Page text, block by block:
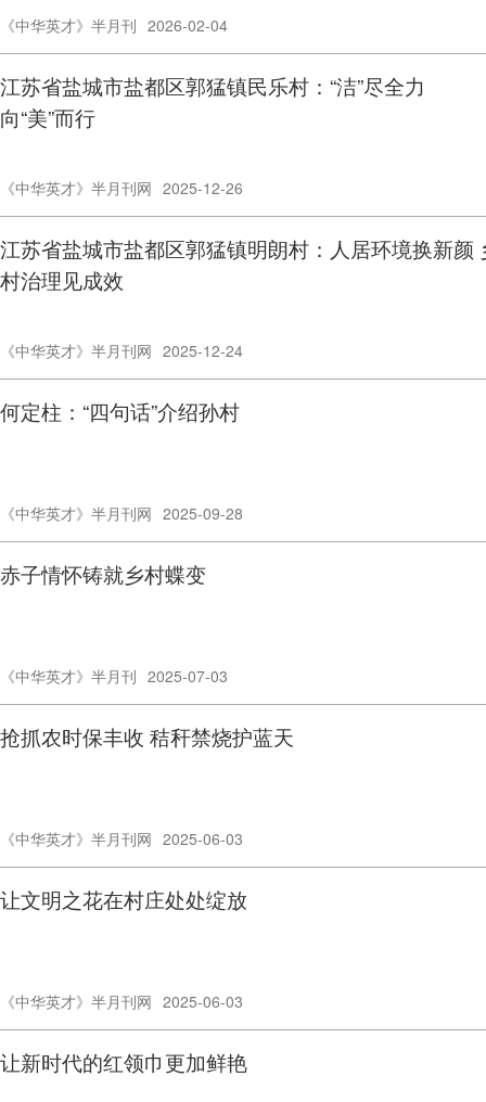
《中华英才》半月刊 2026-02-04
江苏省盐城市盐都区郭猛镇民乐村：“洁”尽全力
向“美”而行
《中华英才》半月刊网 2025-12-26
江苏省盐城市盐都区郭猛镇明朗村：人居环境换新颜
村治理见成效
《中华英才》半月刊网 2025-12-24
何定柱：“四句话”介绍孙村
《中华英才》半月刊网 2025-09-28
赤子情怀铸就乡村蝶变
《中华英才》半月刊 2025-07-03
抢抓农时保丰收 秸秆禁烧护蓝天
《中华英才》半月刊网 2025-06-03
让文明之花在村庄处处绽放
《中华英才》半月刊网 2025-06-03
让新时代的红领巾更加鲜艳